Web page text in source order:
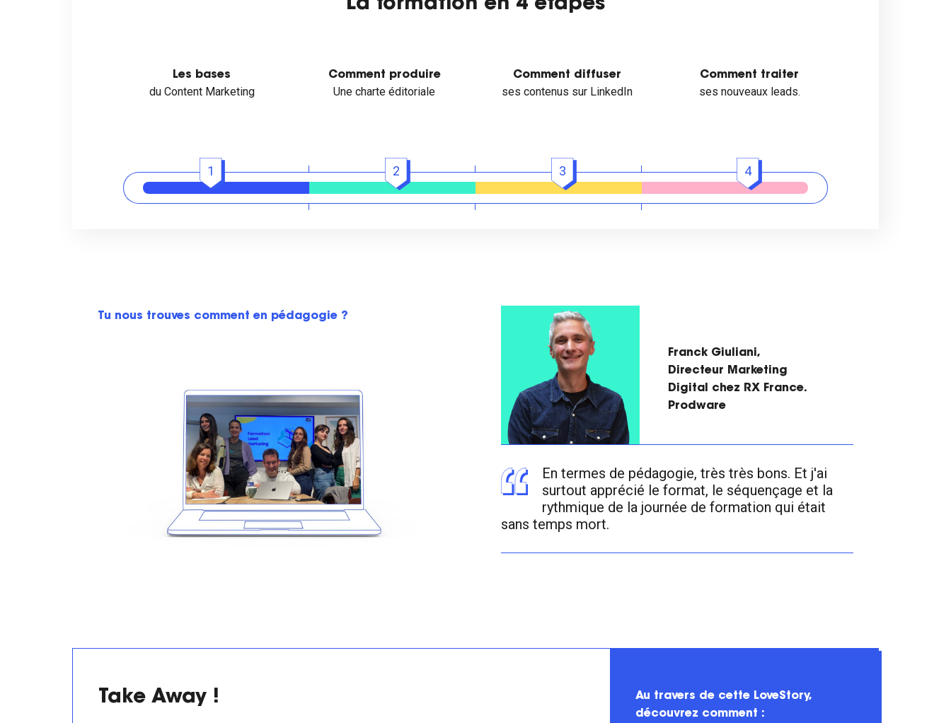
La formation en 4 étapes
Les bases
du Content Marketing
Comment produire
Une charte éditoriale
Comment diffuser
ses contenus sur LinkedIn
Comment traiter
ses nouveaux leads.
1 2 3 4
Tu nous trouves comment en pédagogie ?
Franck Giuliani,
Directeur Marketing
Digital chez RX France.
Prodware
En termes de pédagogie, très très bons. Et j'ai
surtout apprécié le format, le séquençage et la
rythmique de la journée de formation qui était
sans temps mort.
Take Away !
Au travers de cette LoveStory,
découvrez comment :